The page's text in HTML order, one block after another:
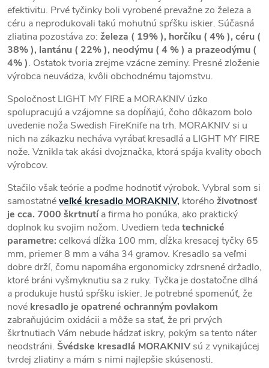
efektivitu. Prvé tyčinky boli vyrobené prevažne zo železa a
céru a neprodukovali takú mohutnú spŕšku iskier. Súčasná
zliatina pozostáva zo: železa ( 19% ), horčíku ( 4% ), céru (
38% ), lantánu ( 22% ), neodýmu ( 4 % ) a prazeodýmu (
4% ). Ostatok tvoria zrejme vzácne zeminy. Presné zloženie
výrobca neuvádza, kvôli obchodnému tajomstvu.
Spoločnost LIGHT MY FIRE a MORAKNIV úzko
spolupracujú a vzájomne sa dopĺňajú, čoho dôkazom bolo
uvedenie noža Swedish FireKnife na trh. MORAKNIV si u
nich na zákazku necháva vyrábať kresadlá a LIGHT MY FIRE
nože. Vznikla tak akási dvojznačka, ktorá spája kvality oboch
výrobcov.
Stačilo však teórie a poďme hodnotiť výrobok. Vybral som si
samostatnéveľké kresadlo MORAKNIV, ktorého životnosť
je cca. 7000 škrtnutía firma ho ponúka, ako praktický
doplnok ku svojim nožom. Uvediem tedatechnické
parametre: celková dĺžka 100 mm, dĺžka kresacej tyčky 65
mm, priemer 8 mm a váha 34 gramov. Kresadlo sa veľmi
dobre drží, čomu napomáha ergonomicky zdrsnené držadlo,
ktoré bráni vyšmyknutiu sa z ruky. Tyčka je dostatočne dlhá
a produkuje hustú spŕšku iskier. Je potrebné spomenúť, že
nové kresadlo je opatrené ochranným povlakom
zabraňujúcim oxidácii a môže sa stať, že pri prvých
škrtnutiach Vám nebude hádzať iskry, pokým sa tento náter
neodstráni. Švédske kresadlá MORAKNIVsú z vynikajúcej
tvrdej zliatiny a mám s nimi najlepšie skúsenosti.